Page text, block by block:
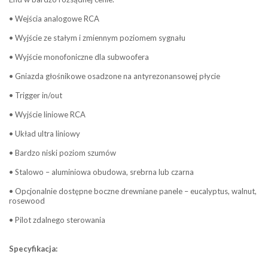
• Wejścia analogowe RCA
• Wyjście ze stałym i zmiennym poziomem sygnału
• Wyjście monofoniczne dla subwoofera
• Gniazda głośnikowe osadzone na antyrezonansowej płycie
• Trigger in/out
• Wyjście liniowe RCA
• Układ ultra liniowy
• Bardzo niski poziom szumów
• Stalowo – aluminiowa obudowa, srebrna lub czarna
• Opcjonalnie dostępne boczne drewniane panele – eucalyptus, walnut,
rosewood
• Pilot zdalnego sterowania
Specyfikacja: